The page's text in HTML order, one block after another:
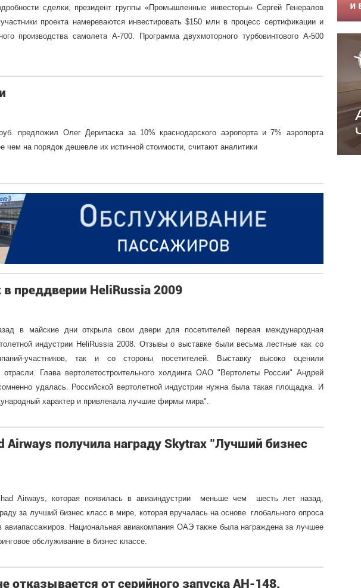
сделки, президент группы «Промышленные инвесторы» Сергей Генералов
проекта намереваются инвестировать $150 млн в процесс сертификации и
производства самолета А-700. Программа двухмоторного турбовинтового А-500
предложил Олег Дерипаска за 10% краснодарского аэропорта и 7% аэропорта
чем на порядок дешевле их истинной стоимости, считают аналитики
преддверии HeliRussia 2009
в майские дни открыла свои двери для посетителей первая международная
индустрии HeliRussia 2008. Отзывы о выставке были весьма лестные как со
участников, так и со стороны посетителей. Выставку высоко оценили
отрасли. Глава вертолетостроительного холдинга ОАО "Вертолеты России" Андрей
удалась. Российской вертолетной индустрии нужна была такая площадка. И
характер и привлекала лучшие фирмы мира".
Airways получила награду Skytrax "Лучший бизнес
Airways, которая появилась в авиаиндустрии меньше чем шесть лет назад,
за лучший бизнес класс в мире, которая вручалась на основе глобального опроса
авиапассажиров. Национальная авиакомпания ОАЭ также была награждена за лучшее
обслуживание в бизнес классе.
отказывается от серийного запуска АН-148.